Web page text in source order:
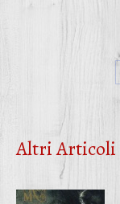
Altri Articoli